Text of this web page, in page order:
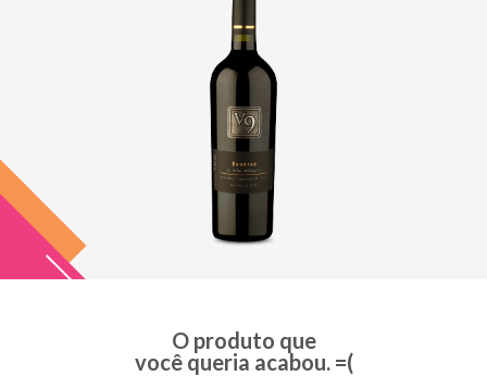
O produto que
você queria acabou. =(